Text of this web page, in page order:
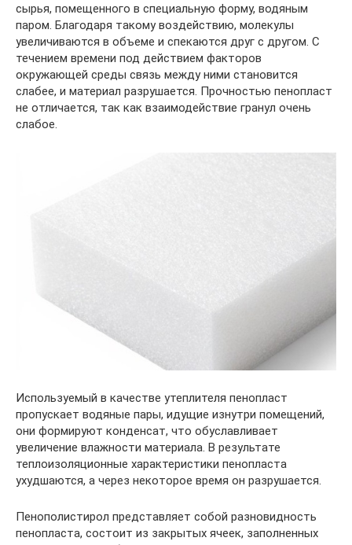
сырья, помещенного в специальную форму, водяным
паром. Благодаря такому воздействию, молекулы
увеличиваются в объеме и спекаются друг с другом. С
течением времени под действием факторов
окружающей среды связь между ними становится
слабее, и материал разрушается. Прочностью пенопласт
не отличается, так как взаимодействие гранул очень
слабое.
Используемый в качестве утеплителя пенопласт
пропускает водяные пары, идущие изнутри помещений,
они формируют конденсат, что обуславливает
увеличение влажности материала. В результате
теплоизоляционные характеристики пенопласта
ухудшаются, а через некоторое время он разрушается.
Пенополистирол представляет собой разновидность
пенопласта, состоит из закрытых ячеек, заполненных